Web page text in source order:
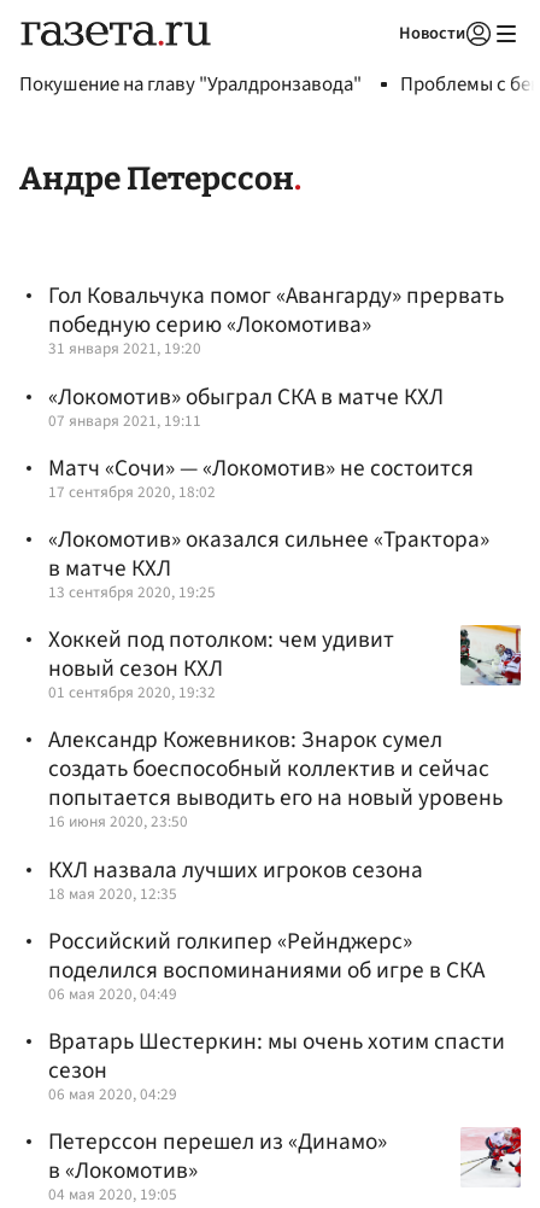
Новости
Покушение на главу "Уралдронзавода" Проблемы с
Андре Петерссон
Гол Ковальчука помог «Авангарду» прервать
победную серию «Локомотива»
31 января 2021, 19:20
«Локомотив» обыграл СКА в матче КХЛ
07 января 2021, 19:11
Матч «Сочи» — «Локомотив» не состоится
17 сентября 2020, 18:02
«Локомотив» оказался сильнее «Трактора»
в матче КХЛ
13 сентября 2020, 19:25
Хоккей под потолком: чем удивит
новый сезон КХЛ
01 сентября 2020, 19:32
Александр Кожевников: Знарок сумел
создать боеспособный коллектив и сейчас
попытается выводить его на новый уровень
16 июня 2020, 23:50
КХЛ назвала лучших игроков сезона
18 мая 2020, 12:35
Российский голкипер «Рейнджерс»
поделился воспоминаниями об игре в СКА
06 мая 2020, 04:49
Вратарь Шестеркин: мы очень хотим спасти
сезон
06 мая 2020, 04:29
Петерссон перешел из «Динамо»
в «Локомотив»
04 мая 2020, 19:05